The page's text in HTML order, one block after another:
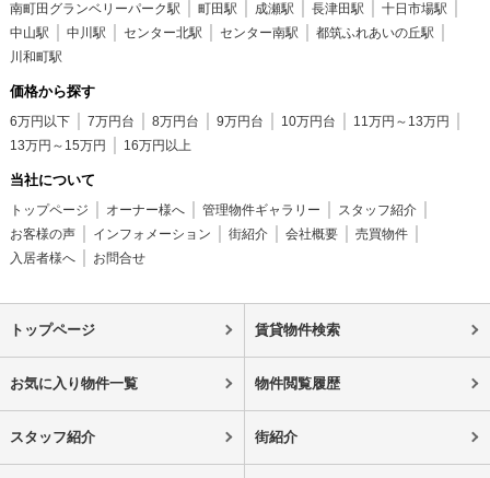
南町田グランベリーパーク駅
町田駅 成瀬駅 長津田駅
十日市場駅
中山駅
中川駅 センター北駅 センター南駅
都筑ふれあいの丘駅
川和町駅
価格から探す
6万円以下 7万円台 8万円台 9万円台 10万円台
11万円～13万円
13万円～15万円
16万円以上
当社について
トップページ オーナー様へ 管理物件ギャラリー
スタッフ紹介
お客様の声
インフォメーション 街紹介 会社概要
売買物件
入居者様へ
お問合せ
トップページ 賃貸物件検索
お気に入り物件一覧 物件閲覧履歴
スタッフ紹介 街紹介